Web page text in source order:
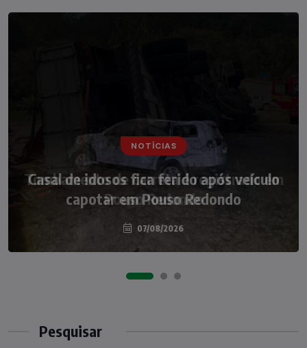
NOTÍCIAS
Casal de idosos fica ferido após veículo
capotar em Pouso Redondo
07/08/2026
Pesquisar